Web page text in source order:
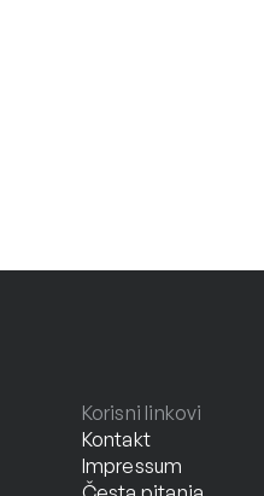
Korisni linkovi
Kontakt
Impressum